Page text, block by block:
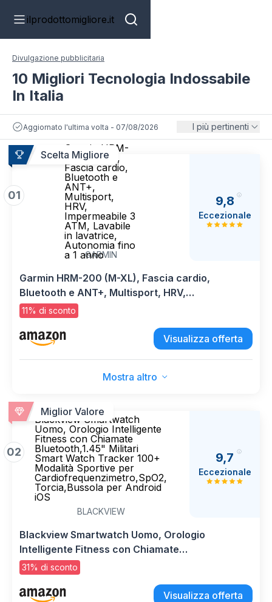
ilprodottomigliore.it
Divulgazione pubblicitaria
10 Migliori Tecnologia Indossabile
In Italia
Aggiornato l'ultima volta - 07/08/2026 I più pertinenti
Scelta Migliore
01
Garmin HRM-
200 (M-XL),
Fascia cardio,
Bluetooth e
ANT+,
Multisport,
HRV,
Impermeabile 3
ATM, Lavabile
in lavatrice,
Autonomia fino
a 1 anno
GARMIN
9,8
Eccezionale
Garmin HRM-200 (M-XL), Fascia cardio,
Bluetooth e ANT+, Multisport, HRV,
Impermeabile 3 ATM, Lavabile in lavatrice,
Autonomia fino a 1 anno
11% di sconto
Visualizza offerta
Mostra altro
Miglior Valore
02
Blackview Smartwatch
Uomo, Orologio Intelligente
Fitness con Chiamate
Bluetooth,1.45" Militari
Smart Watch Tracker 100+
Modalità Sportive per
Cardiofrequenzimetro,SpO2,
Torcia,Bussola per Android
iOS
BLACKVIEW
9,7
Eccezionale
Blackview Smartwatch Uomo, Orologio
Intelligente Fitness con Chiamate
Bluetooth,1.45" Militari Smart Watch Tracker
100+ Modalità Sportive per
Cardiofrequenzimetro,SpO2, Torcia,Bussola per
31% di sconto
Visualizza offerta